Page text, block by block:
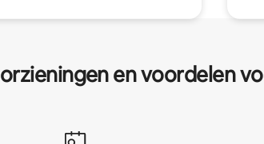
en voordelen